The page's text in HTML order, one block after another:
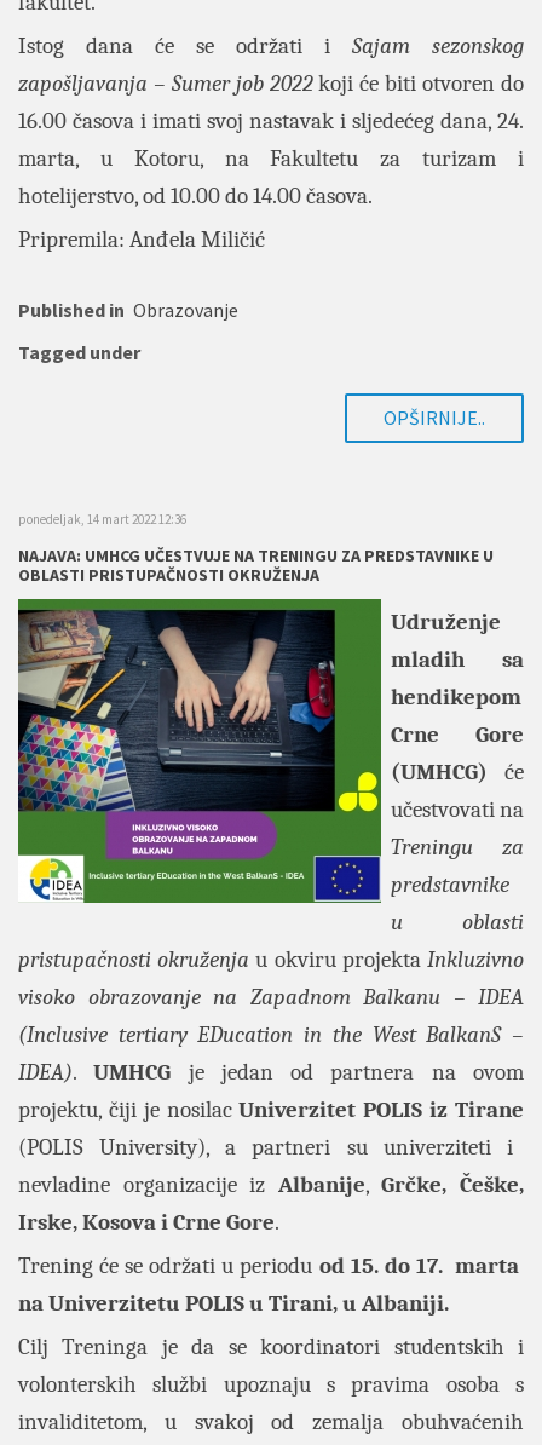
Istog dana će se održati i Sajam sezonskog
zapošljavanja – Sumer job 2022koji će biti otvoren do
16.00 časova i imati svoj nastavak i sljedećeg dana, 24.
marta, u Kotoru, na Fakultetu za turizam i
hotelijerstvo, od 10.00 do 14.00 časova.
Pripremila: Anđela Miličić
Published in Obrazovanje
Tagged under
OPŠIRNIJE..
ponedeljak, 14 mart 2022 12:36
NAJAVA: UMHCG UČESTVUJE NA TRENINGU ZA PREDSTAVNIKE U
OBLASTI PRISTUPAČNOSTI OKRUŽENJA
Udruženje
mladih sa
hendikepom
Crne Gore
(UMHCG) će
učestvovati na
Treningu za
predstavnike
u oblasti
pristupačnosti okruženjau okviru projektaInkluzivno
visoko obrazovanje na Zapadnom Balkanu – IDEA
(Inclusive tertiary EDucation in the West BalkanS –
IDEA).UMHCG je jedan od partnera na ovom
projektu, čiji je nosilacUniverzitet POLIS iz Tirane
(POLIS University), a partneri su univerziteti i
nevladine organizacije iz Albanije,Grčke, Češke,
Irske, Kosova i Crne Gore.
Trening će se održati u periodu od 15. do 17. marta
na Univerzitetu POLIS u Tirani, u Albaniji.
Cilj Treninga je da se koordinatori studentskih i
volonterskih službi upoznaju s pravima osoba s
invaliditetom, u svakoj od zemalja obuhvaćenih